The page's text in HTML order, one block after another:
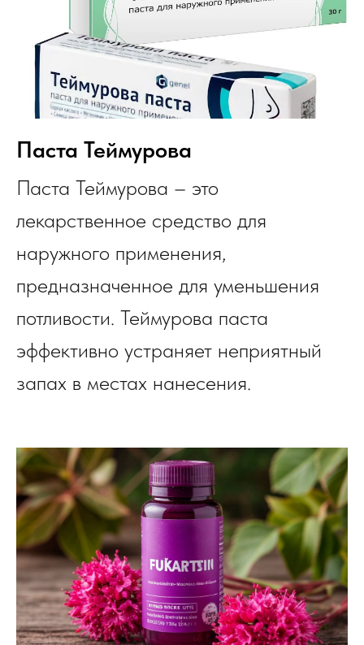
Паста Теймурова
Паста Теймурова – это
лекарственное средство для
наружного применения,
предназначенное для уменьшения
потливости. Теймурова паста
эффективно устраняет неприятный
запах в местах нанесения.